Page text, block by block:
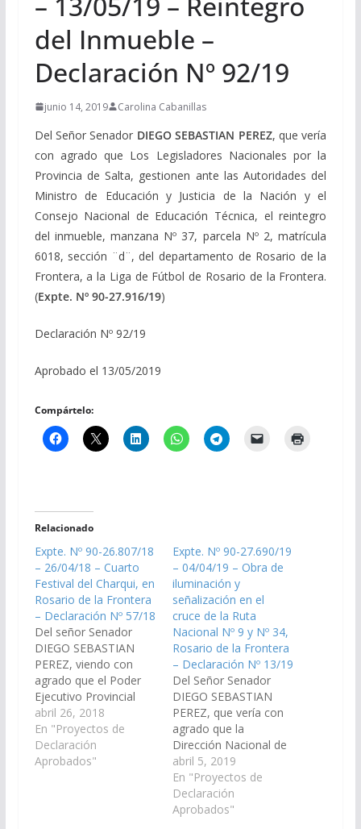
del Inmueble –
Declaración Nº 92/19
junio 14, 2019 Carolina Cabanillas
Del Señor Senador DIEGO SEBASTIAN PEREZ, que vería
con agrado que Los Legisladores Nacionales por la
Provincia de Salta, gestionen ante las Autoridades del
Ministro de Educación y Justicia de la Nación y el
Consejo Nacional de Educación Técnica, el reintegro
del inmueble, manzana Nº 37, parcela Nº 2, matrícula
6018, sección ¨d¨, del departamento de Rosario de la
Frontera, a la Liga de Fútbol de Rosario de la Frontera.
(Expte. Nº 90-27.916/19)
Declaración Nº 92/19
Aprobado el 13/05/2019
Compártelo:
Relacionado
Expte. Nº 90-26.807/18
– 26/04/18 – Cuarto
Festival del Charqui, en
Rosario de la Frontera
– Declaración Nº 57/18
Del señor Senador
DIEGO SEBASTIAN
PEREZ, viendo con
agrado que el Poder
Ejecutivo Provincial
declare de Interés
Cultural y Turístico de
la Provincia, el cuarto
Festival del Charqui, a
abril 26, 2018
En "Proyectos de
Declaración
Aprobados"
Expte. Nº 90-27.690/19
– 04/04/19 – Obra de
iluminación y
señalización en el
cruce de la Ruta
Nacional Nº 9 y Nº 34,
Rosario de la Frontera
– Declaración Nº 13/19
Del Señor Senador
DIEGO SEBASTIAN
PEREZ, que vería con
agrado que la
Dirección Nacional de
Vialidad, proceda a
llevar a cabo la obra de
ilumniación y
señalización en el
abril 5, 2019
En "Proyectos de
Declaración
Aprobados"